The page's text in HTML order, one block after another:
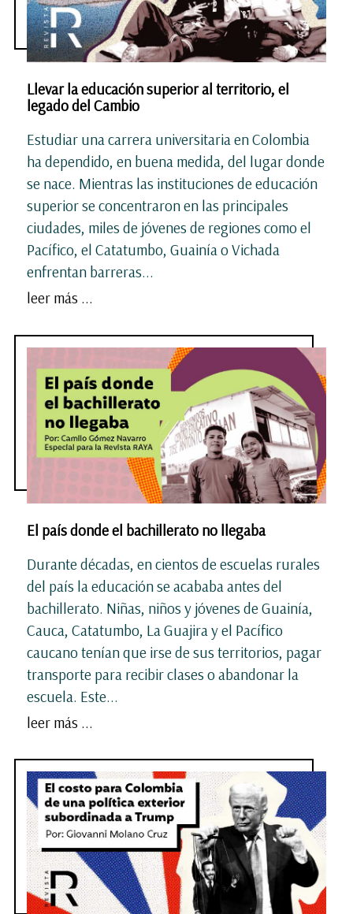
Llevar la educación superior al territorio, el
legado del Cambio
Estudiar una carrera universitaria en Colombia
ha dependido, en buena medida, del lugar donde
se nace. Mientras las instituciones de educación
superior se concentraron en las principales
ciudades, miles de jóvenes de regiones como el
Pacífico, el Catatumbo, Guainía o Vichada
enfrentan barreras...
leer más ...
El país donde el bachillerato no llegaba
Durante décadas, en cientos de escuelas rurales
del país la educación se acababa antes del
bachillerato. Niñas, niños y jóvenes de Guainía,
Cauca, Catatumbo, La Guajira y el Pacífico
caucano tenían que irse de sus territorios, pagar
transporte para recibir clases o abandonar la
escuela. Este...
leer más ...